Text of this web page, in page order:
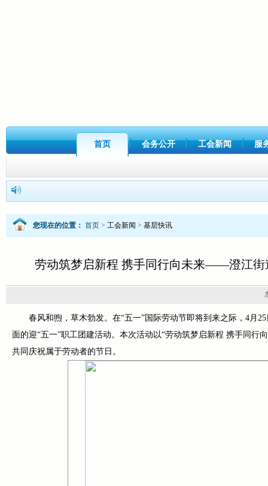
首页 会务公开 工会新闻 服
您现在的位置： 首页 > 工会新闻 > 基层快讯
劳动筑梦启新程 携手同行向未来——澄江街
春风和煦，草木勃发。在“五一”国际劳动节即将到来之际，4月
面的迎“五一”职工团建活动。本次活动以“劳动筑梦启新程 携手同
共同庆祝属于劳动者的节日。